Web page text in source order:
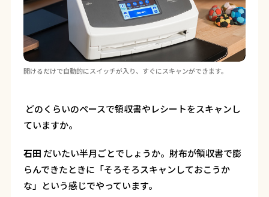
開けるだけで自動的にスイッチが入り、すぐにスキャンができます。
―― どのくらいのペースで領収書やレシートをスキャンし
ていますか。
石田 だいたい半月ごとでしょうか。財布が領収書で膨
らんできたときに「そろそろスキャンしておこうか
な」という感じでやっています。